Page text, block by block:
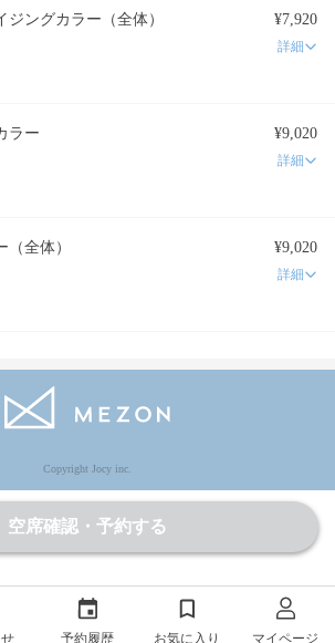
ジングカラー（全体） ¥7,920
詳細
ラー ¥9,020
詳細
全体） ¥9,020
詳細
空席確認・予約する
Copyright Jocy inc.
予約履歴 お気に入り マイページ